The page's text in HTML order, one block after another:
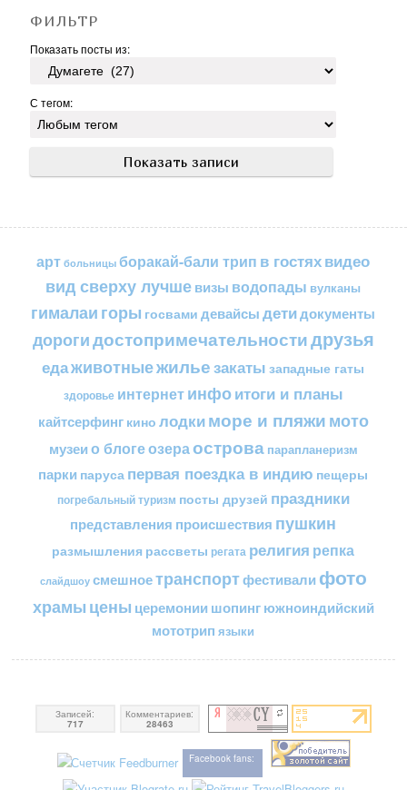
ФИЛЬТР
Показать посты из:
С тегом:
арт больницы боракай-бали трип в гостяхвидео
вид сверху лучшевизы водопады вулканы
гималаи горы госвами девайсы детидокументы
дорогидостопримечательностидрузья
едаживотныежильезакаты западные гаты
здоровье интернетинфоитоги и планы
кайтсерфинг кино лодкиморе и пляжимото
музеи о блогеозераострова парапланеризм
парки паруса первая поездка в индию пещеры
погребальный туризм посты друзей праздники
представления происшествия пушкин
размышления рассветы регата религия репка
слайдшоу смешноетранспортфестивали фото
храмы цены церемонии шопингюжноиндийский
мототрип языки
Записей:
717
Комментариев:
28463
Facebook fans: